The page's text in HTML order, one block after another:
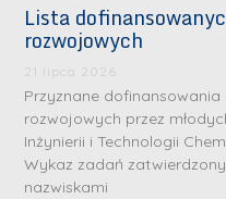
Lista
rozwojowych
21 lipca 2026
Przyznane
rozwojowych przez
Inżynierii i Technologii
Wykaz zadań
nazwiskami
S
r
e
b
r
n